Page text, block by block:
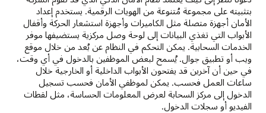
بتثبيته على مجموعة مُتنوعة من الهويات الرقمية. يستخدم إعداد
الأمان أجهزة متصلة مثل الكاميرات وأجهزة استشعار الحركة وأقفال
الأبواب التي تغذي البيانات إلى لوحة وصل مركزية يستضيفها موفر
الخدمات السحابية. يمكن التحكم في النظام عن بُعد من خلال موقع
ويب أو تطبيق جوال. يُسمح لبعض الموظفين بالدخول في أي وقت،
في حين أن آخرين قد يفتحون الأبواب الداخلية أو الخارجية خلال
ساعات العمل فحسب. يمكن لموظفي الأمان فحسب تسجيل
الدخول إلى مركز السحابة لعرض المعلومات الحساسة، مثل لقطات
الفيديو أو سجلات الدخول.